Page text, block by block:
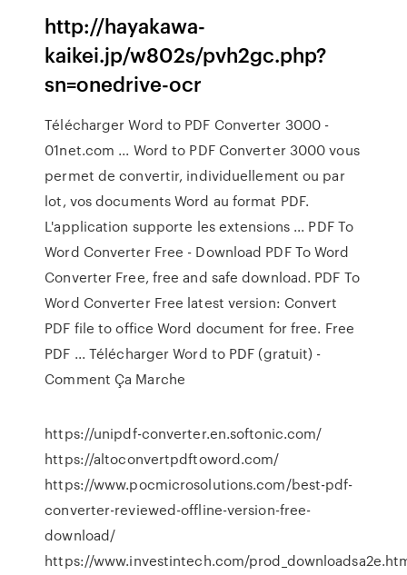
http://hayakawa-
kaikei.jp/w802s/pvh2gc.php?
sn=onedrive-ocr
Télécharger Word to PDF Converter 3000 -
01net.com ... Word to PDF Converter 3000 vous
permet de convertir, individuellement ou par
lot, vos documents Word au format PDF.
L'application supporte les extensions ... PDF To
Word Converter Free - Download PDF To Word
Converter Free, free and safe download. PDF To
Word Converter Free latest version: Convert
PDF file to office Word document for free. Free
PDF ... Télécharger Word to PDF (gratuit) -
Comment Ça Marche
https://unipdf-converter.en.softonic.com/
https://altoconvertpdftoword.com/
https://www.pocmicrosolutions.com/best-pdf-
converter-reviewed-offline-version-free-
download/
https://www.investintech.com/